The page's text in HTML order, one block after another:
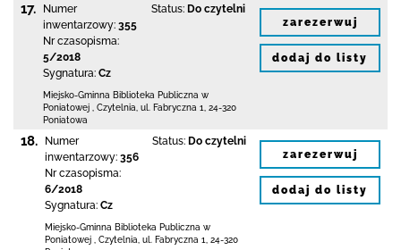
17.
Numer
inwentarzowy: 355
Nr czasopisma:
5/2018
Sygnatura: Cz
Status: Do czytelni
Miejsko-Gminna Biblioteka Publiczna w
Poniatowej
Czytelnia, ul. Fabryczna 1
24-320
Poniatowa
zarezerwuj
dodaj do listy
18.
Numer
inwentarzowy: 356
Nr czasopisma:
6/2018
Sygnatura: Cz
Status: Do czytelni
Miejsko-Gminna Biblioteka Publiczna w
Poniatowej
Czytelnia, ul. Fabryczna 1
24-320
zarezerwuj
dodaj do listy